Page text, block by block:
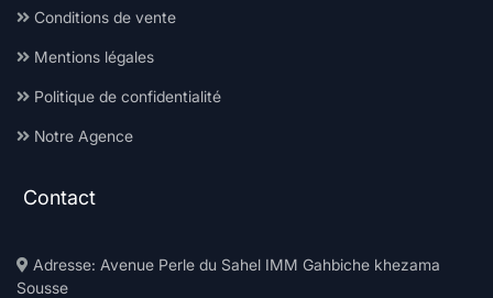
Conditions de vente
Mentions légales
Politique de confidentialité
Notre Agence
Contact
Adresse: Avenue Perle du Sahel IMM Gahbiche khezama
Sousse